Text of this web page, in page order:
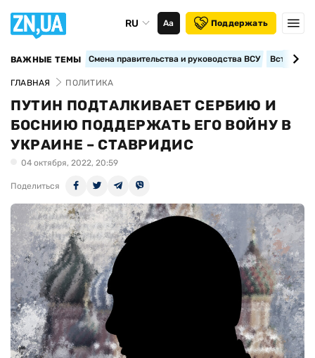
RU Аа Поддержать
ВАЖНЫЕ ТЕМЫ Смена правительства и руководства ВСУ
ГЛАВНАЯ ПОЛИТИКА
ПУТИН ПОДТАЛКИВАЕТ СЕРБИЮ И
БОСНИЮ ПОДДЕРЖАТЬ ЕГО ВОЙНУ В
УКРАИНЕ – СТАВРИДИС
04 октября, 2022, 20:59
Поделиться